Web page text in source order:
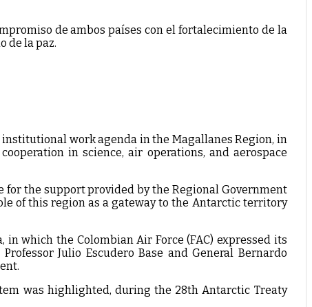
de ambos países con el fortalecimiento de la
de la paz.
work agenda in the Magallanes Region, in
in science, air operations, and aerospace
for the support provided by the Regional Government
of this region as a gateway to the Antarctic territory
which the Colombian Air Force (FAC) expressed its
Julio Escudero Base and General Bernardo
was highlighted, during the 28th Antarctic Treaty